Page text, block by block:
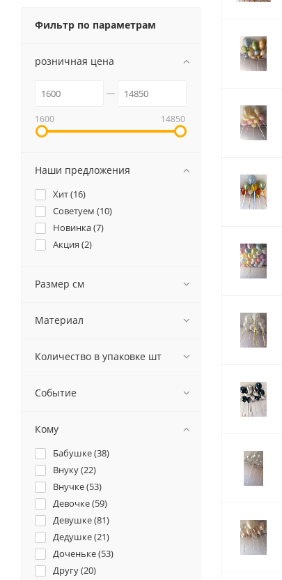
Фильтр по параметрам
розничная цена
1600 14850
Наши предложения
Хит (16)
Советуем (10)
Новинка (7)
Акция (2)
Размер см
Материал
Количество в упаковке шт
Событие
Кому
Бабушке (38)
Внуку (22)
Внучке (53)
Девочке (59)
Девушке (81)
Дедушке (21)
Доченьке (53)
Другу (20)